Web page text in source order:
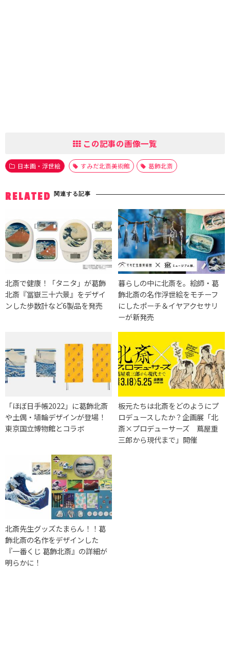
この記事の画像一覧
日本画・浮世絵 すみだ北斎美術館 葛飾北斎
RELATED 関連する記事
北斎で健康！「タニタ」が葛飾
北斎『冨嶽三十六景』をデザイ
ンした歩数計など6製品を発売
暮らしの中に北斎を。絵師・葛
飾北斎の名作浮世絵をモチーフ
にしたポーチ＆イヤアクセサリ
ーが新発売
「ほぼ日手帳2022」に葛飾北斎
や土偶・埴輪デザインが登場！
東京国立博物館とコラボ
板元たちは北斎をどのようにプ
ロデュースしたか？企画展「北
斎×プロデューサーズ 蔦屋重
三郎から現代まで」開催
北斎先生グッズたまらん！！葛
飾北斎の名作をデザインした
『一番くじ 葛飾北斎』の詳細が
明らかに！